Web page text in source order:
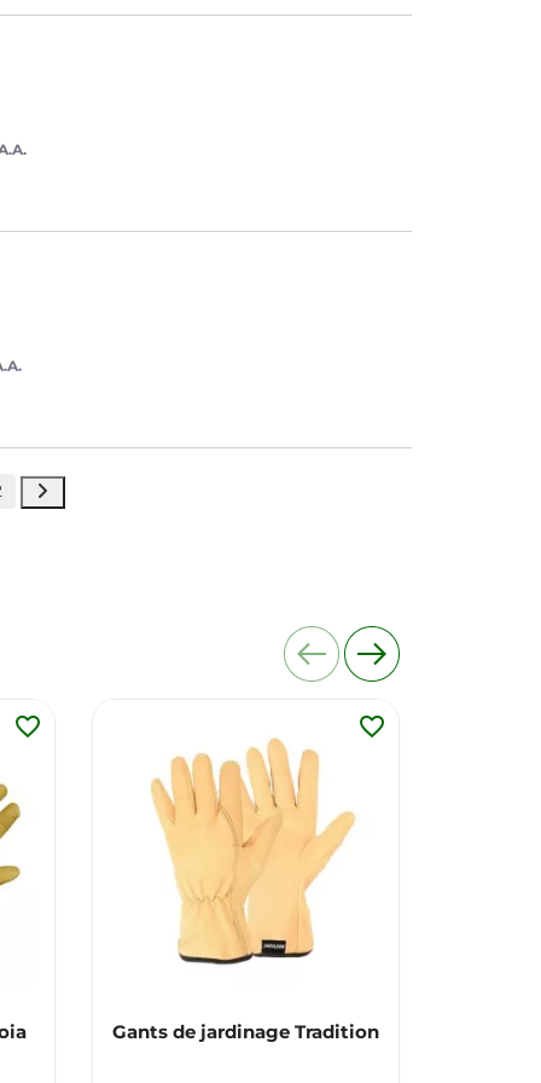
favorite_border
Gants de jardinage Tradition
favorite_border